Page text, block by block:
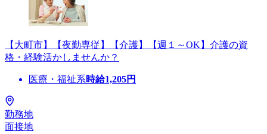
【大町市】【夜勤専従】【介護】【週１～OK】介護の資
格・経験活かしませんか？
医療・福祉系時給1,205円
勤務地
面接地